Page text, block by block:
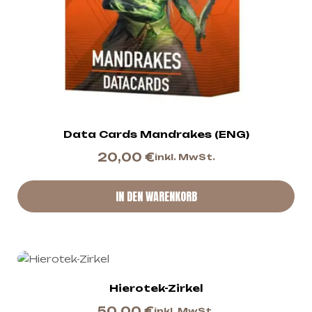
Data Cards Mandrakes (ENG)
20,00 €inkl. MwSt.
IN DEN WARENKORB
Hierotek-Zirkel